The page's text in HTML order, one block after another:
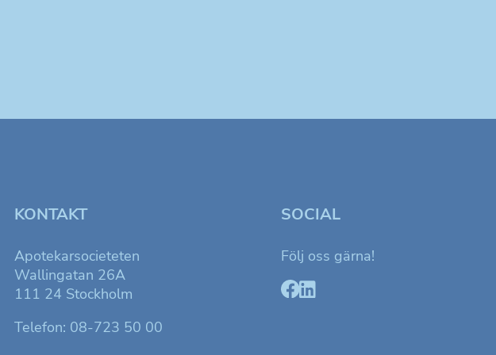
KONTAKT
Apotekarsocieteten
Wallingatan 26A
111 24 Stockholm
Telefon: 08-723 50 00
SOCIAL
Följ oss gärna!